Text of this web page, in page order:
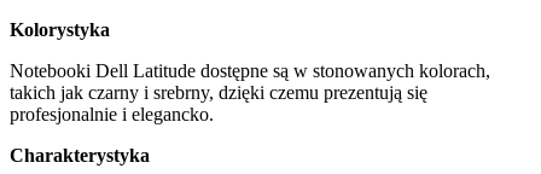
Kolorystyka
Notebooki Dell Latitude dostępne są w stonowanych kolorach,
takich jak czarny i srebrny, dzięki czemu prezentują się
profesjonalnie i elegancko.
Charakterystyka